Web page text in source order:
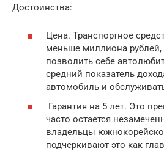
Достоинства:
Цена. Транспортное
меньше миллиона рублей,
позволить себе
средний показатель
автомобиль и
Гарантия на 5 лет. Это
часто остается
владельцы
подчеркивают это как